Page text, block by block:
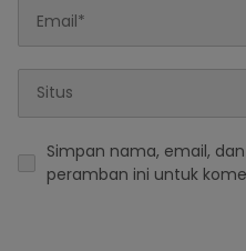
Simpan nama, email,
peramban ini untuk